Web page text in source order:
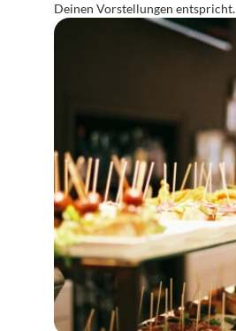
Deinen Vorstellungen entspricht.